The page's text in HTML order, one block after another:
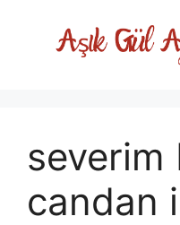
severim
candan